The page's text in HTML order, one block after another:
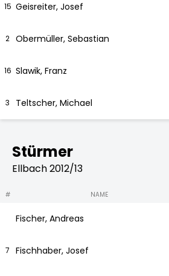
15 Geisreiter, Josef
2 Obermüller, Sebastian
16 Slawik, Franz
3 Teltscher, Michael
Stürmer
Ellbach 2012/13
# NAME
Fischer, Andreas
7 Fischhaber, Josef